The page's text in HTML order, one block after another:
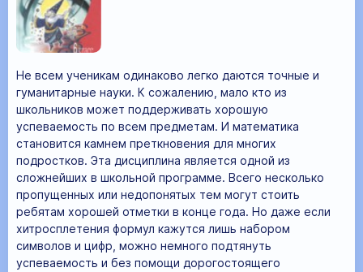
Не всем ученикам одинаково легко даются точные и
гуманитарные науки. К сожалению, мало кто из
школьников может поддерживать хорошую
успеваемость по всем предметам. И математика
становится камнем преткновения для многих
подростков. Эта дисциплина является одной из
сложнейших в школьной программе. Всего несколько
пропущенных или недопонятых тем могут стоить
ребятам хорошей отметки в конце года. Но даже если
хитросплетения формул кажутся лишь набором
символов и цифр, можно немного подтянуть
успеваемость и без помощи дорогостоящего